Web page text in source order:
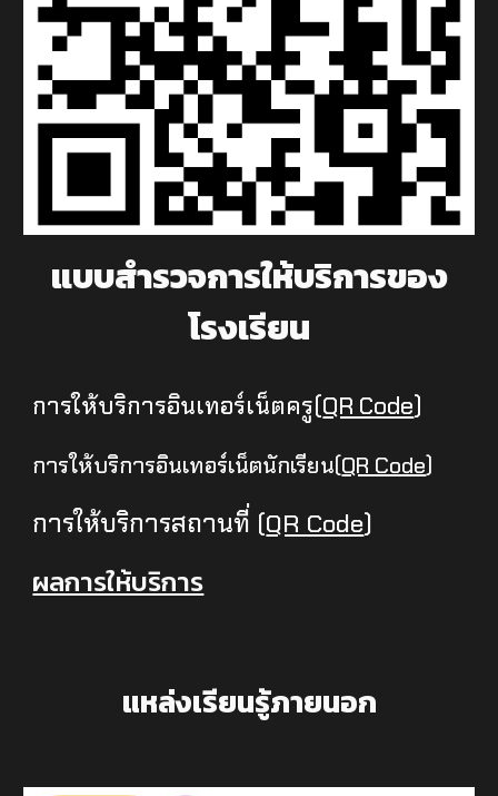
แบบสำรวจการให้บริการของ
โรงเรียน
การให้บริการอินเทอร์เน็ตครู(QR Code)
การให้บริการอินเทอร์เน็ตนักเรียน(QR Code)
การให้บริการสถานที่ (QR Code)
ผลการให้บริการ
แหล่งเรียนรู้ภายนอก